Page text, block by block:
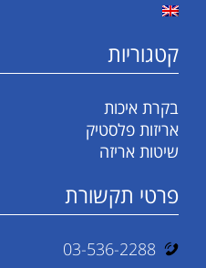
קטגוריות
בקרת איכות
אריזות פלסטיק
שיטות אריזה
פרטי תקשורת
03-536-2288